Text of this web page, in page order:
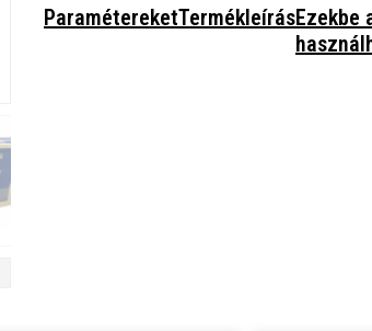
ParamétereketTermékleírásEzekbe